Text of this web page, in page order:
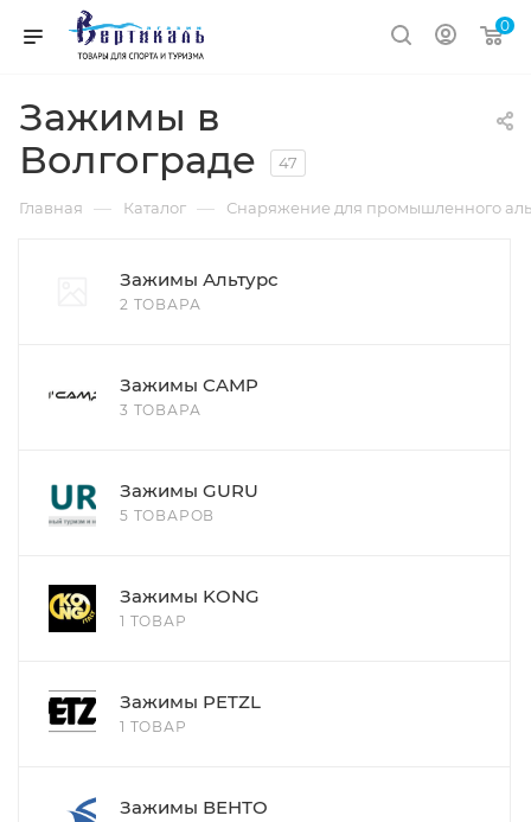
0
Зажимы в
Волгограде
47
Главная — Каталог — Снаряжение для промышленного
Зажимы Альтурс
2 ТОВАРА
Зажимы CAMP
3 ТОВАРА
Зажимы GURU
5 ТОВАРОВ
Зажимы KONG
1 ТОВАР
Зажимы PETZL
1 ТОВАР
Зажимы ВЕНТО